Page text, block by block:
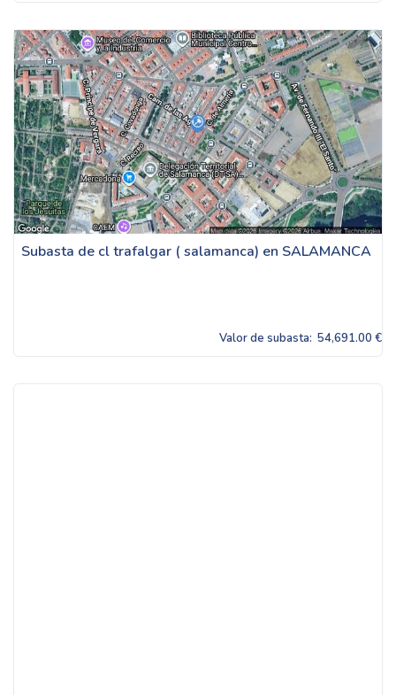
Subasta de cl trafalgar ( salamanca) en SALAMANCA
Valor de subasta: 54,691.00 €